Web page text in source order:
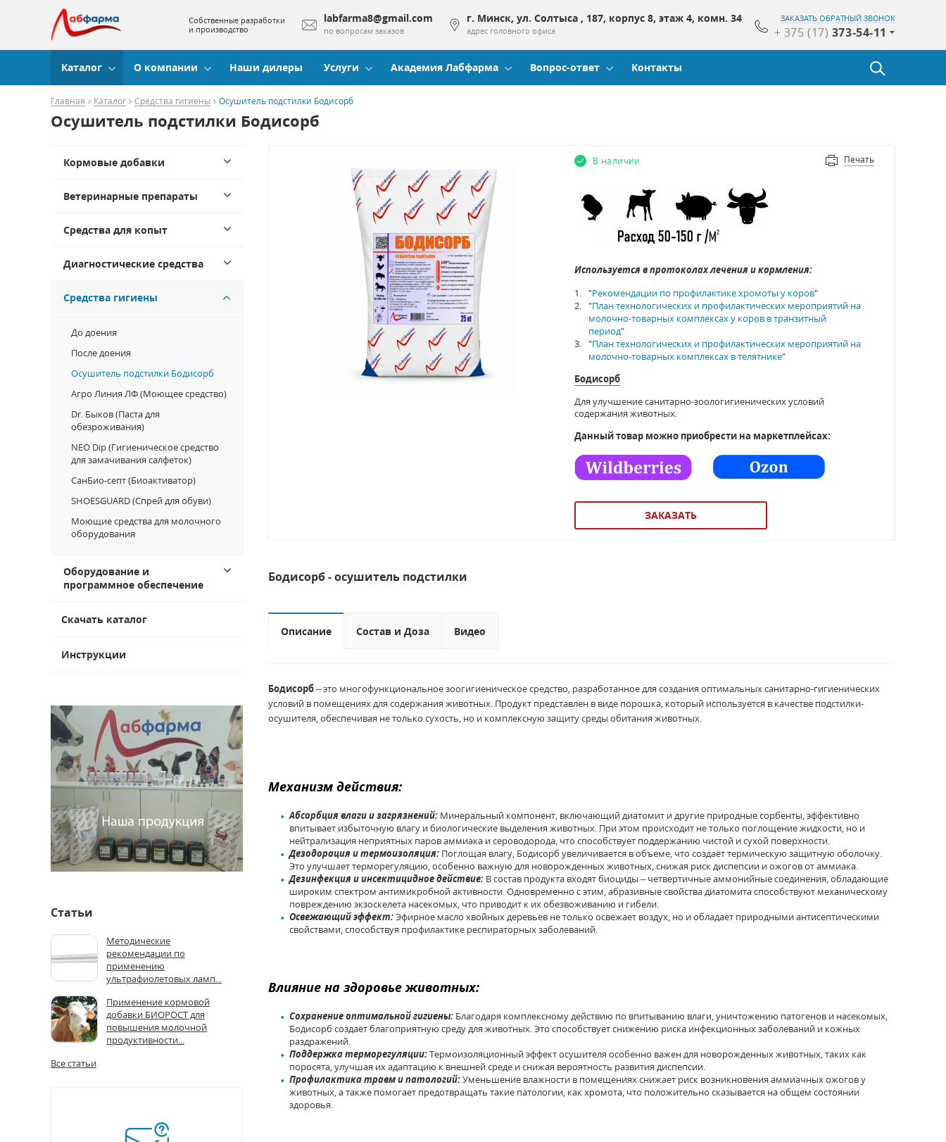
Собственные разработки
и производство
labfarma8@gmail.com
по вопросам заказов
г. Минск, ул. Солтыса , 187, корпус 8, этаж 4, комн. 34
адрес головного офиса
ЗАКАЗАТЬ ОБРАТНЫЙ ЗВОНОК
+ 375 (17) 373-54-11
Каталог О компании Наши дилеры Услуги Академия Лабфарма Вопрос-ответ Контакты
Главная Каталог Средства гигиены Осушитель подстилки Бодисорб
Осушитель подстилки Бодисорб
Кормовые добавки
Ветеринарные препараты
Средства для копыт
Диагностические средства
Средства гигиены
До доения
После доения
Осушитель подстилки Бодисорб
Агро Линия ЛФ (Моющее средство)
Dr. Быков (Паста для
обезроживания)
NEO Dip (Гигиеническое средство
для замачивания салфеток)
СанБио-септ (Биоактиватор)
SHOESGUARD (Спрей для обуви)
Моющие средства для молочного
оборудования
Оборудование и
программное обеспечение
Скачать каталог
Инструкции
Статьи
Методические
рекомендации по
применению
ультрафиолетовых ламп...
Применение кормовой
добавки БИОРОСТ для
повышения молочной
продуктивности...
Все статьи
Печать
В наличии
Используется в протоколах лечения и кормления:
"Рекомендации по профилактике хромоты у коров"
"План технологических и профилактических мероприятий на
молочно-товарных комплексах у коров в транзитный
период"
"План технологических и профилактических мероприятий на
молочно-товарных комплексах в телятнике"
Бодисорб
Для улучшение санитарно-зоологигиенических условий
содержания животных.
Данный товар можно приобрести на маркетплейсах:
ЗАКАЗАТЬ
Бодисорб - осушитель подстилки
Описание Состав и Доза Видео
Бодисорб– это многофункциональное зоогигиеническое средство, разработанное для создания оптимальных санитарно-гигиенических
условий в помещениях для содержания животных. Продукт представлен в виде порошка, который используется в качестве подстилки-
осушителя, обеспечивая не только сухость, но и комплексную защиту среды обитания животных.
Механизм действия:
Абсорбция влаги и загрязнений:Минеральный компонент, включающий диатомит и другие природные сорбенты, эффективно
впитывает избыточную влагу и биологические выделения животных. При этом происходит не только поглощение жидкости, но и
нейтрализация неприятных паров аммиака и сероводорода, что способствует поддержанию чистой и сухой поверхности.
Дезодорация и термоизоляция:Поглощая влагу, Бодисорб увеличивается в объеме, что создаёт термическую защитную оболочку.
Это улучшает терморегуляцию, особенно важную для новорожденных животных, снижая риск диспепсии и ожогов от аммиака.
Дезинфекция и инсектицидное действие:В состав продукта входят биоциды – четвертичные аммонийные соединения, обладающие
широким спектром антимикробной активности. Одновременно с этим, абразивные свойства диатомита способствуют механическому
повреждению экзоскелета насекомых, что приводит к их обезвоживанию и гибели.
Освежающий эффект:Эфирное масло хвойных деревьев не только освежает воздух, но и обладает природными антисептическими
свойствами, способствуя профилактике респираторных заболеваний.
Влияние на здоровье животных:
Сохранение оптимальной гигиены:Благодаря комплексному действию по впитыванию влаги, уничтожению патогенов и насекомых,
Бодисорб создаёт благоприятную среду для животных. Это способствует снижению риска инфекционных заболеваний и кожных
раздражений.
Поддержка терморегуляции:Термоизоляционный эффект осушителя особенно важен для новорожденных животных, таких как
поросята, улучшая их адаптацию к внешней среде и снижая вероятность развития диспепсии.
Профилактика травм и патологий:Уменьшение влажности в помещениях снижает риск возникновения аммиачных ожогов у
животных, а также помогает предотвращать такие патологии, как хромота, что положительно сказывается на общем состоянии
здоровья.